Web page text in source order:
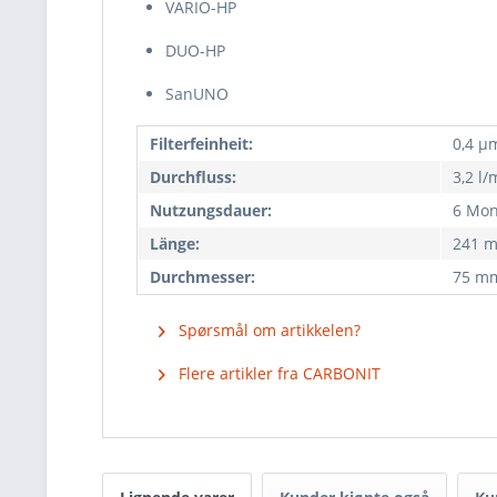
VARIO-HP
DUO-HP
SanUNO
Filterfeinheit:
0,4
Durchfluss:
3,2 l/
Nutzungsdauer:
6
Länge:
241
Durchmesser:
75
Spørsmål om artikkelen?
Flere artikler fra CARBONIT